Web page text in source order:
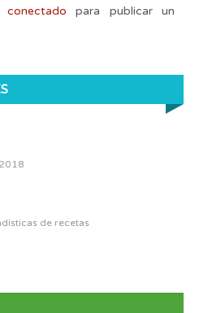
conectado para publicar un
de recetas